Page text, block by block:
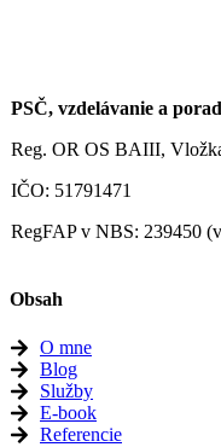
PSČ, vzdelávanie a
Reg. OR OS BAIII,
IČO: 51791471
RegFAP v NBS: 239450
Obsah
O mne
Blog
Služby
E-book
Referencie